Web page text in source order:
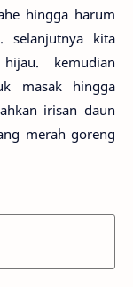
hingga harum
selanjutnya kita
kemudian
masak hingga
irisan daun
merah goreng